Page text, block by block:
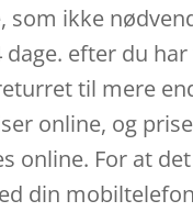
ikke
efter du
til mere
online, og
online. For at
din